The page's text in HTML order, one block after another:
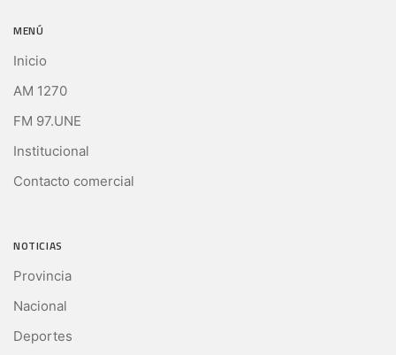
MENÚ
Inicio
AM 1270
FM 97.UNE
Institucional
Contacto comercial
NOTICIAS
Provincia
Nacional
Deportes